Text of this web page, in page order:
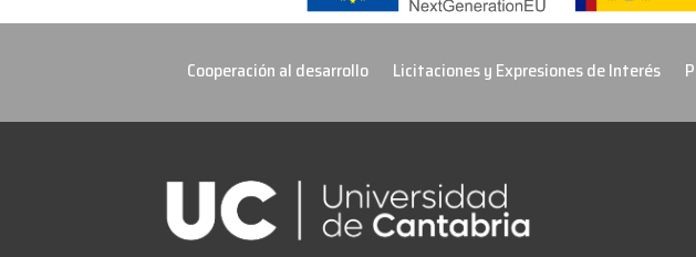
Cooperación al desarrollo Licitaciones y Expresiones de Interés